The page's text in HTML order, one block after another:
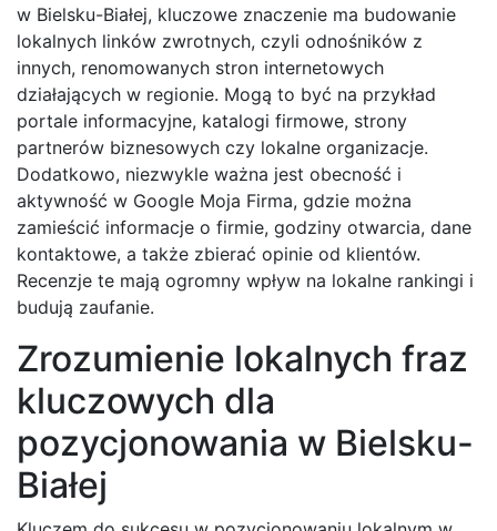
w Bielsku-Białej, kluczowe znaczenie ma budowanie
lokalnych linków zwrotnych, czyli odnośników z
innych, renomowanych stron internetowych
działających w regionie. Mogą to być na przykład
portale informacyjne, katalogi firmowe, strony
partnerów biznesowych czy lokalne organizacje.
Dodatkowo, niezwykle ważna jest obecność i
aktywność w Google Moja Firma, gdzie można
zamieścić informacje o firmie, godziny otwarcia, dane
kontaktowe, a także zbierać opinie od klientów.
Recenzje te mają ogromny wpływ na lokalne rankingi i
budują zaufanie.
Zrozumienie lokalnych fraz
kluczowych dla
pozycjonowania w Bielsku-
Białej